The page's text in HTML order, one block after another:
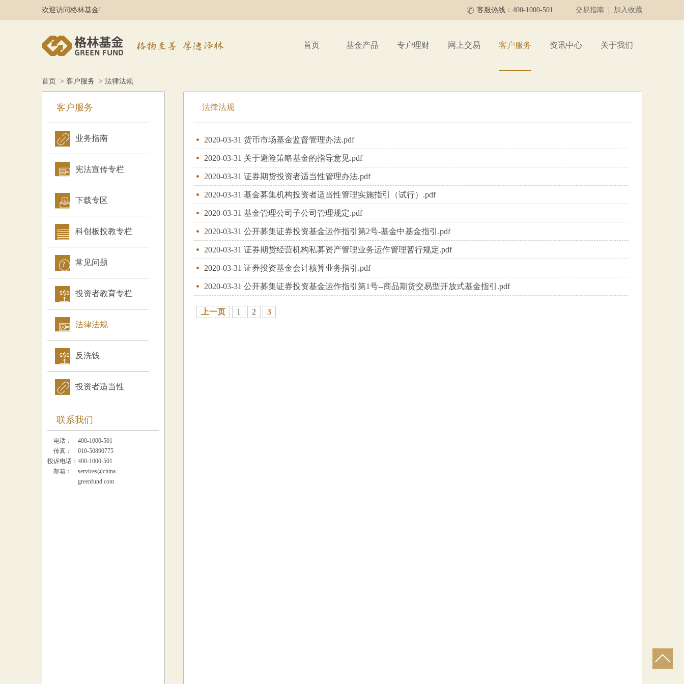
欢迎访问格林基金! 客服热线：400-1000-501 交易指南 加入收藏
首页 基金产品 专户理财 网上交易 客户服务 资讯中心 关于我们
首页 > 客户服务 > 法律法规
客户服务
业务指南
宪法宣传专栏
下载专区
科创板投教专栏
常见问题
投资者教育专栏
法律法规
反洗钱
投资者适当性
联系我们
电话：
400-1000-501
传真：
010-50890775
投诉电话： 400-1000-501
邮箱：
services@china-
greenfund.com
法律法规
2020-03-31 货币市场基金监督管理办法.pdf
2020-03-31 关于避险策略基金的指导意见.pdf
2020-03-31 证券期货投资者适当性管理办法.pdf
2020-03-31 基金募集机构投资者适当性管理实施指引（试行）.pdf
2020-03-31 基金管理公司子公司管理规定.pdf
2020-03-31 公开募集证券投资基金运作指引第2号-基金中基金指引.pdf
2020-03-31 证券期货经营机构私募资产管理业务运作管理暂行规定.pdf
2020-03-31 证券投资基金会计核算业务指引.pdf
2020-03-31 公开募集证券投资基金运作指引第1号--商品期货交易型开放式基金指引.pdf
上一页 1 2 3